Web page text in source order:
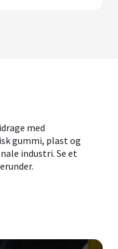
med
gummi, plast og
industri. Se et